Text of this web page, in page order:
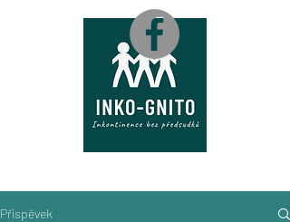
Příspěvek